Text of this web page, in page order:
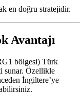
en doğru stratejidir.
Avantajı
bölgesi) Türk
sunar. Özellikle
İngiltere’ye